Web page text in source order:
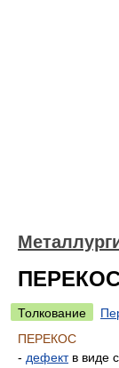
Толкование
ПЕРЕКОС
- дефектв виде